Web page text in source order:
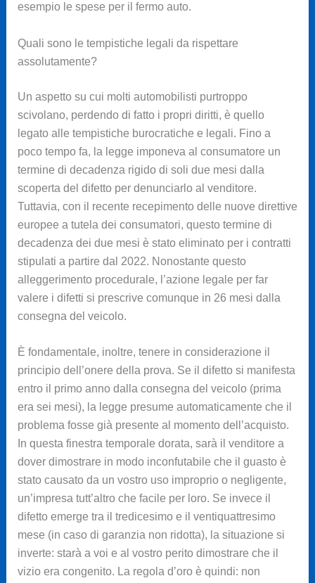
esempio le spese per il fermo auto.
Quali sono le tempistiche legali da rispettare
assolutamente?
Un aspetto su cui molti automobilisti purtroppo
scivolano, perdendo di fatto i propri diritti, è quello
legato alle tempistiche burocratiche e legali. Fino a
poco tempo fa, la legge imponeva al consumatore un
termine di decadenza rigido di soli due mesi dalla
scoperta del difetto per denunciarlo al venditore.
Tuttavia, con il recente recepimento delle nuove direttive
europee a tutela dei consumatori, questo termine di
decadenza dei due mesi è stato eliminato per i contratti
stipulati a partire dal 2022. Nonostante questo
alleggerimento procedurale, l’azione legale per far
valere i difetti si prescrive comunque in 26 mesi dalla
consegna del veicolo.
È fondamentale, inoltre, tenere in considerazione il
principio dell’onere della prova. Se il difetto si manifesta
entro il primo anno dalla consegna del veicolo (prima
era sei mesi), la legge presume automaticamente che il
problema fosse già presente al momento dell’acquisto.
In questa finestra temporale dorata, sarà il venditore a
dover dimostrare in modo inconfutabile che il guasto è
stato causato da un vostro uso improprio o negligente,
un’impresa tutt’altro che facile per loro. Se invece il
difetto emerge tra il tredicesimo e il ventiquattresimo
mese (in caso di garanzia non ridotta), la situazione si
inverte: starà a voi e al vostro perito dimostrare che il
vizio era congenito. La regola d’oro è quindi: non